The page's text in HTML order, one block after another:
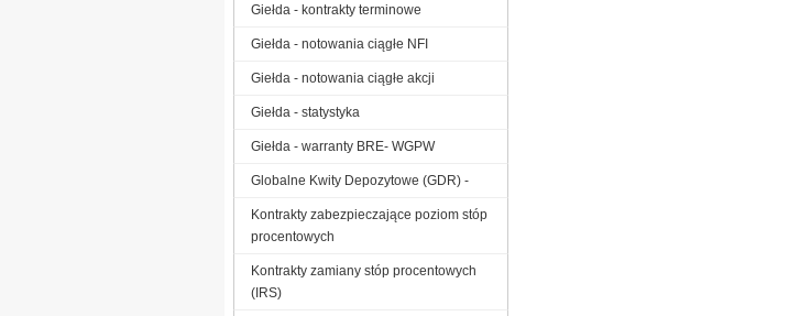
Giełda - kontrakty terminowe
Giełda - notowania ciągłe NFI
Giełda - notowania ciągłe akcji
Giełda - statystyka
Giełda - warranty BRE- WGPW
Globalne Kwity Depozytowe (GDR) -
Kontrakty zabezpieczające poziom stóp
procentowych
Kontrakty zamiany stóp procentowych
(IRS)